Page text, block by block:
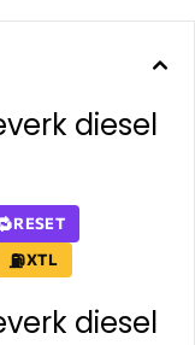
diesel
RESET
XTL
diesel